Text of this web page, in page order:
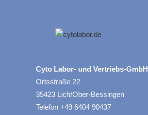
Cyto Labor- und Vertriebs-GmbH
Ortsstraße 22
35423 Lich/Ober-Bessingen
Telefon +49 6404 90437